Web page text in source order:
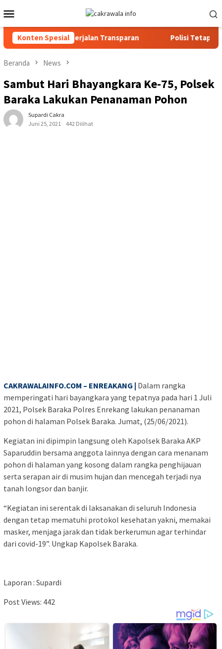
ke
kontenMobile
Konten SpesialPolisi Tetapkan 3 Orang Tersangka Baru
Beranda News
Sambut Hari Bhayangkara Ke-75, Polsek
Baraka Lakukan Penanaman Pohon
Supardi Cakra
Juni 25, 2021
442 Dilihat
CAKRAWALAINFO.COM – ENREAKANG | Dalam rangka
memperingati hari bayangkara yang tepatnya pada hari 1 Juli
2021, Polsek Baraka Polres Enrekang lakukan penanaman
pohon di halaman Polsek Baraka. Jumat, (25/06/2021).
Kegiatan ini dipimpin langsung oleh Kapolsek Baraka AKP
Saparuddin bersama anggota lainnya dengan cara menanam
pohon di halaman yang kosong dalam rangka penghijauan
serta serapan air di musim hujan dan mencegah terjadi nya
tanah longsor dan banjir.
“Kegiatan ini serentak di laksanakan di seluruh Indonesia
dengan tetap mematuhi protokol kesehatan yakni, memakai
masker, menjaga jarak dan tidak berkerumun agar terhindar
dari covid-19”. Ungkap Kapolsek Baraka.
Laporan : Supardi
Post Views: 442